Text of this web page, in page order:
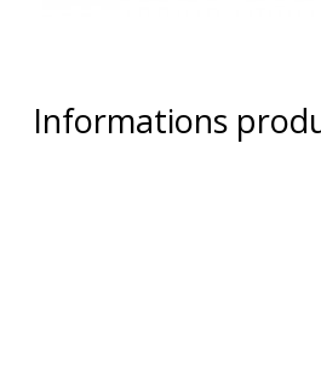
new
Informations